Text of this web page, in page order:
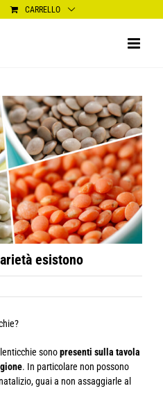
CARRELLO
esistono
sonopresenti sulla tavola
. In particolare non possono
guai a non assaggiarle al